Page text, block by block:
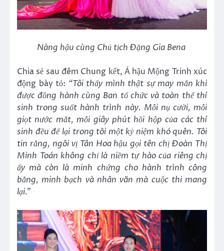
Nàng hậu cùng Chủ tịch Đặng Gia Bena
Chia sẻ sau đêm Chung kết, Á hậu Mộng Trinh xúc
động bày tỏ: “Tôi thấy mình thật sự may mắn khi
được đồng hành cùng Ban tổ chức và toàn thể thí
sinh trong suốt hành trình này. Mỗi nụ cười, mỗi
giọt nước mắt, mỗi giây phút hồi hộp của các thí
sinh đều để lại trong tôi một kỷ niệm khó quên. Tôi
tin rằng, ngôi vị Tân Hoa hậu gọi tên chị Đoàn Thị
Minh Toán không chỉ là niềm tự hào của riêng chị
ấy mà còn là minh chứng cho hành trình công
bằng, minh bạch và nhân văn mà cuộc thi mang
lại.”